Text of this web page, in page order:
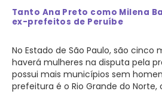
Tanto Ana Preto como Milena
ex-prefeitos de Peruíbe
No Estado de São Paulo, são cinco
haverá mulheres na disputa pela
possui mais municípios sem
prefeitura é o Rio Grande do